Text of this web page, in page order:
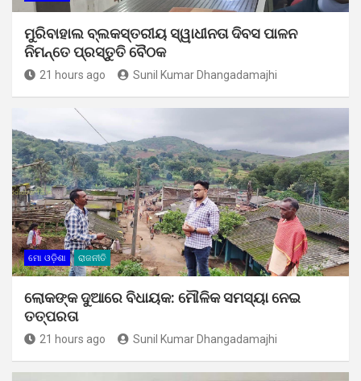
ମୁରିବାହାଲ ବ୍ଲକସ୍ତରୀୟ ସ୍ୱାଧୀନତା ଦିବସ ପାଳନ
ନିମନ୍ତେ ପ୍ରସ୍ତୁତି ବୈଠକ
21 hours ago Sunil Kumar Dhangadamajhi
ମୋ ଓଡ଼ିଶା ରାଜନୀତି
ଲୋକଙ୍କ ଦୁଆରେ ବିଧାୟକ: ମୌଳିକ ସମସ୍ୟା ନେଇ
ତତ୍ପରତା
21 hours ago Sunil Kumar Dhangadamajhi